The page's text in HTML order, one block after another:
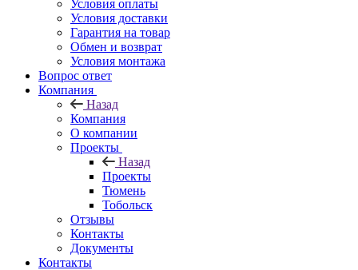
Условия оплаты
Условия доставки
Гарантия на товар
Обмен и возврат
Условия монтажа
Вопрос ответ
Компания
Назад
Компания
О компании
Проекты
Назад
Проекты
Тюмень
Тобольск
Отзывы
Контакты
Документы
Контакты